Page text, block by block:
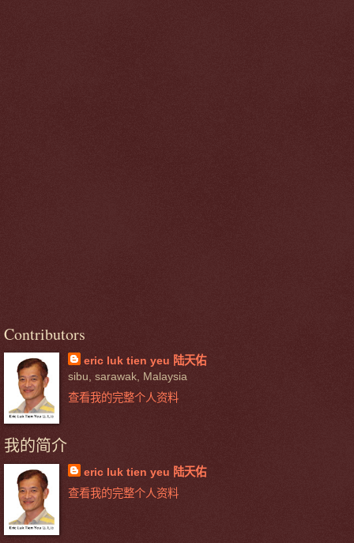
Contributors
eric luk tien yeu 陆天佑
sibu, sarawak, Malaysia
查看我的完整个人资料
我的简介
eric luk tien yeu 陆天佑
查看我的完整个人资料